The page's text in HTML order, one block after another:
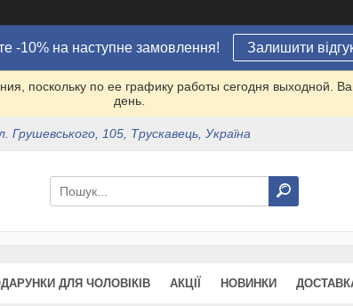
-10% на наступне замовлення! Залишити
поскольку по ее графику работы сегодня выходной.
день.
Грушевського, 105, Трускавець, Україна
ДЛЯ ЧОЛОВІКІВ АКЦІЇ НОВИНКИ